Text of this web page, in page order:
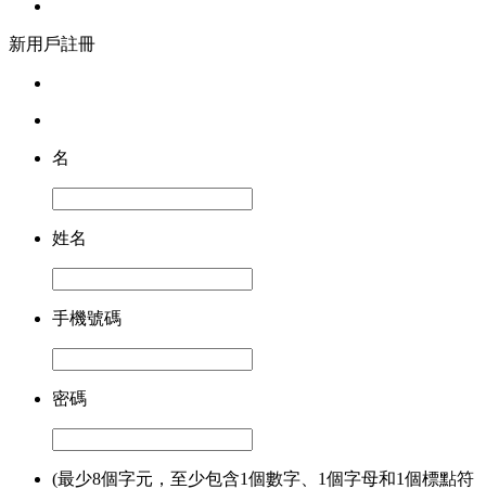
新用戶註冊
名
姓名
手機號碼
密碼
(最少8個字元，至少包含1個數字、1個字母和1個標點符